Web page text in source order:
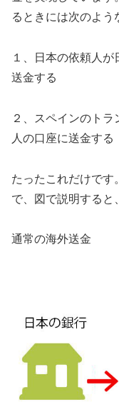
るときには次のよう
１、日本の依頼人
送金する
２、スペインのト
人の口座に送金する
たったこれだけです
で、図で説明すると
通常の海外送金